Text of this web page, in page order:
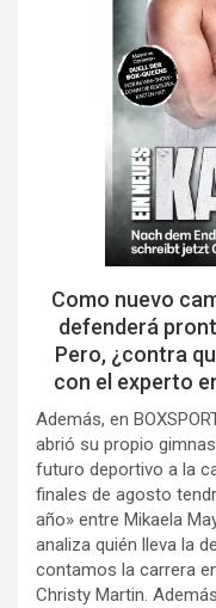
Como nuevo
defenderá
Pero, ¿contra
con el experto
Además, en
abrió su propio
futuro deportivo a la
finales de agosto
año» entre Mikaela
analiza quién lleva la
contamos la carrera
Christy Martin.